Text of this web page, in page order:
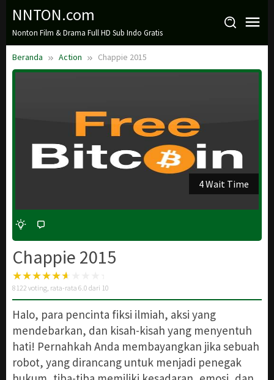
Loncat
konten
NNTON.com
Nonton Film & Drama Full HD Sub Indo Gratis
Beranda Action Chappie 2015
3 Wait Time
Chappie 2015
8122 voting, rata-rata 6.0 dari 10
Halo, para pencinta fiksi ilmiah, aksi yang
mendebarkan, dan kisah-kisah yang menyentuh
hati! Pernahkah Anda membayangkan jika sebuah
robot, yang dirancang untuk menjadi penegak